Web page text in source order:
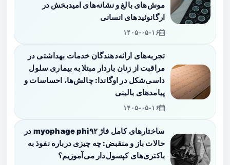
موش‌های بالغ و نشانه‌های امیدبخش در
ارگانوئیدهای انسانی
۱۴۰۵-۰۵-۱۶
تجربه‌های ارائه‌دهندگان خدمات بهداشتی در
مراقبت از زنان باردار مبتلا به بیماری سلول
داسی‌شکل در اوگاندا: چالش‌ها، احساسات و
پیامدهای بالینی
۱۴۰۵-۰۵-۱۶
ساختارهای کامل فاژ myophage phi۹۲ در
حالات باز و منقبض: چه چیزی درباره نفوذ به
باکتری‌های کپسول‌دار می‌آموزیم؟